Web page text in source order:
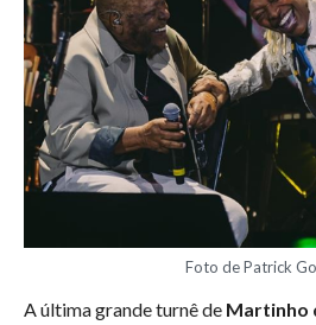
Foto de Patrick
A última grande turnê de Martinho